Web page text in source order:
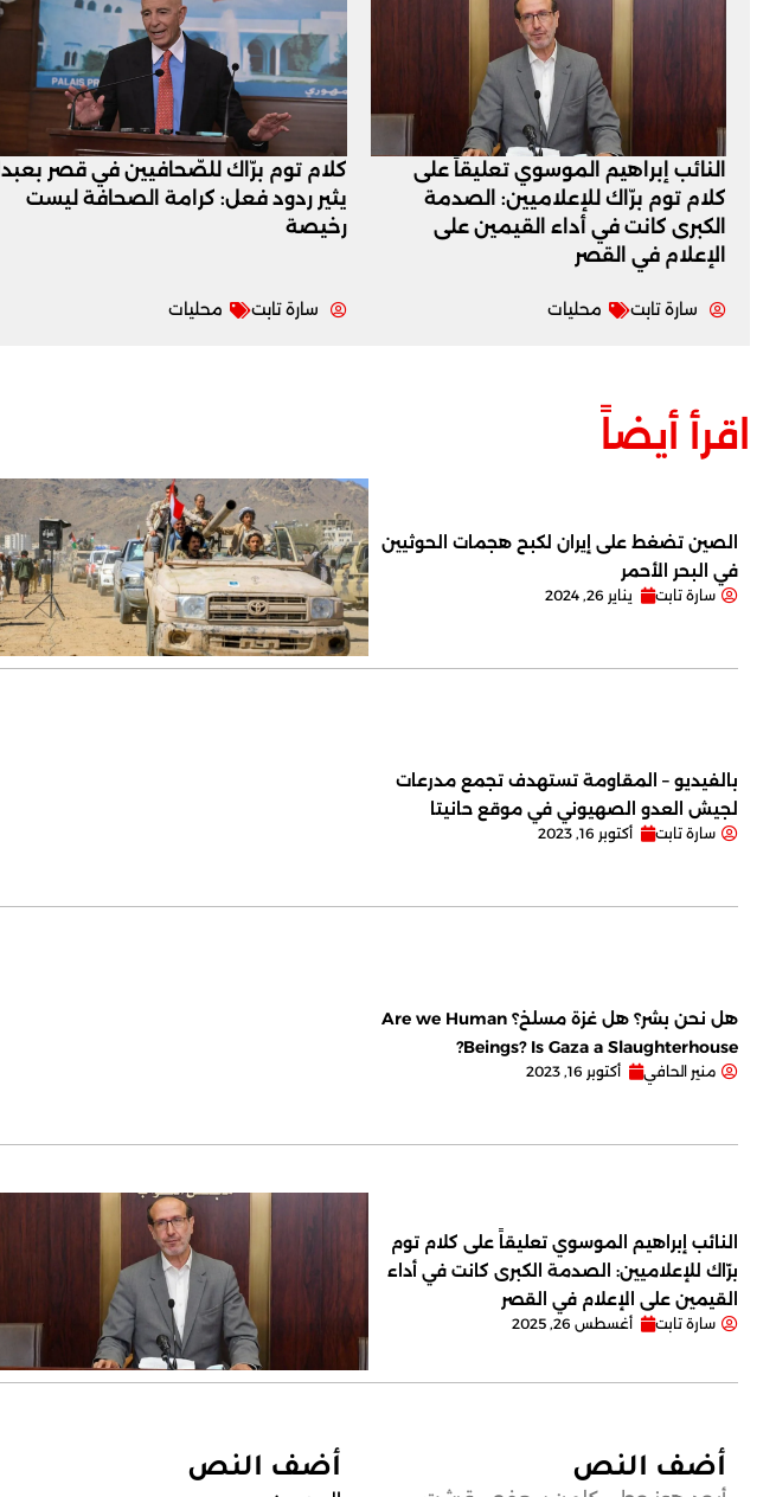
النائب إبراهيم الموسوي تعليقاً على
كلام توم برّاك للإعلاميين: الصدمة
الكبرى كانت في أداء القيمين على
‏الإعلام في القصر
سارة تابت محليات
كلام توم برّاك للصّحافيين في قصر بعبدا
يثير ردود فعل: كرامة الصحافة ليست
رخيصة
سارة تابت محليات
اقرأ أيضاً
الصين تضغط على إيران لكبح هجمات الحوثيين
في البحر الأحمر
سارة تابت يناير 26, 2024
بالفيديو – المقاومة تستهدف تجمع مدرعات
لجيش العدو الصهيوني في موقع حانيتا
سارة تابت أكتوبر 16, 2023
هل نحن بشر؟ هل غزة مسلخ؟ Are we Human
Beings? Is Gaza a Slaughterhouse?
منير الحافي أكتوبر 16, 2023
النائب إبراهيم الموسوي تعليقاً على كلام توم
برّاك للإعلاميين: الصدمة الكبرى كانت في أداء
القيمين على ‏الإعلام في القصر
سارة تابت أغسطس 26, 2025
أضف النص أضف النص